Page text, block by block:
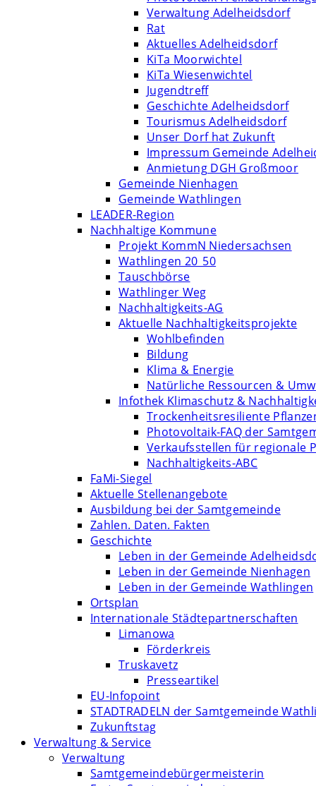
Verwaltung Adelheidsdorf
Rat
Aktuelles Adelheidsdorf
KiTa Moorwichtel
KiTa Wiesenwichtel
Jugendtreff
Geschichte Adelheidsdorf
Tourismus Adelheidsdorf
Unser Dorf hat Zukunft
Impressum Gemeinde
Anmietung DGH Großmoor
Gemeinde Nienhagen
Gemeinde Wathlingen
LEADER-Region
Nachhaltige Kommune
Projekt KommN Niedersachsen
Wathlingen 20_50
Tauschbörse
Wathlinger Weg
Nachhaltigkeits-AG
Aktuelle Nachhaltigkeitsprojekte
Wohlbefinden
Bildung
Klima & Energie
Natürliche Ressourcen &
Infothek Klimaschutz &
Trockenheitsresiliente
Photovoltaik-FAQ der
Verkaufsstellen für regionale
Nachhaltigkeits-ABC
FaMi-Siegel
Aktuelle Stellenangebote
Ausbildung bei der Samtgemeinde
Zahlen. Daten. Fakten
Geschichte
Leben in der Gemeinde
Leben in der Gemeinde Nienhagen
Leben in der Gemeinde Wathlingen
Ortsplan
Internationale Städtepartnerschaften
Limanowa
Förderkreis
Truskavetz
Presseartikel
EU-Infopoint
STADTRADELN der Samtgemeinde
Zukunftstag
Verwaltung & Service
Verwaltung
Samtgemeindebürgermeisterin